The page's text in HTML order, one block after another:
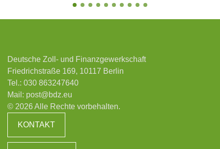
Deutsche Zoll- und Finanzgewerkschaft
Friedrichstraße 169, 10117 Berlin
Tel.: 030 863247640
Mail: post@bdz.eu
© 2026 Alle Rechte vorbehalten.
KONTAKT